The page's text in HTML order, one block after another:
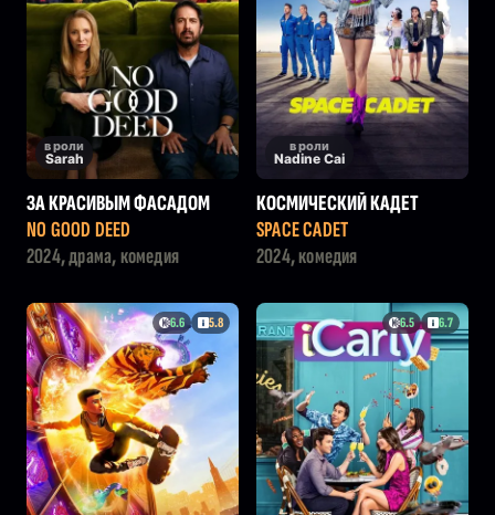
в роли
Sarah
ЗА КРАСИВЫМ ФАСАДОМ
NO GOOD DEED
2024, драма, комедия
в роли
Nadine Cai
КОСМИЧЕСКИЙ КАДЕТ
SPACE CADET
2024, комедия
6.6 5.8 6.5 6.7